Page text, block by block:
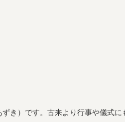
き）です。古来より行事や儀式に